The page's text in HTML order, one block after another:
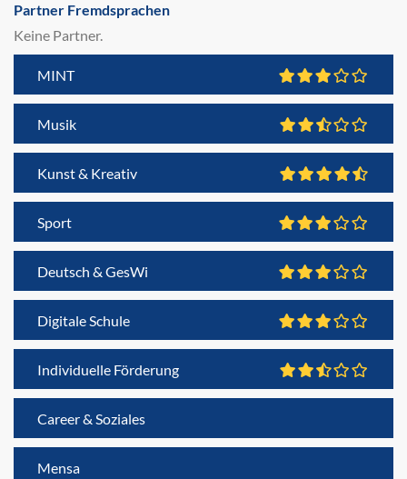
Partner Fremdsprachen
Keine Partner.
MINT
Musik
Kunst & Kreativ
Sport
Deutsch & GesWi
Digitale Schule
Individuelle Förderung
Career & Soziales
Mensa